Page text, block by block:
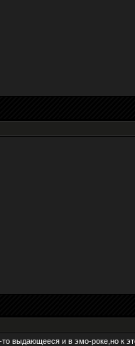
выдающееся и в эмо-роке,но к